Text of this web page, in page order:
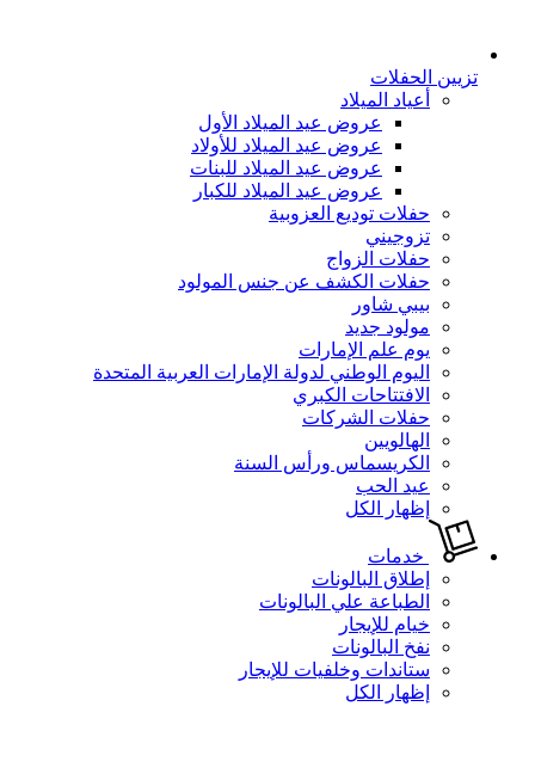
تزيين الحفلات
أعياد الميلاد
عروض عيد الميلاد الأول
عروض عيد الميلاد للأولاد
عروض عيد الميلاد للبنات
عروض عيد الميلاد للكبار
حفلات توديع العزوبية
تزوجيني
حفلات الزواج
حفلات الكشف عن جنس المولود
بيبي شاور
مولود جديد
يوم علم الإمارات
اليوم الوطني لدولة الإمارات العربية المتحدة
الافتتاحات الكبري
حفلات الشركات
الهالويين
الكريسماس ورأس السنة
عيد الحب
إظهار الكل
خدمات
إطلاق البالونات
الطباعة علي البالونات
خيام للإيجار
نفخ البالونات
ستاندات وخلفيات للإيجار
إظهار الكل